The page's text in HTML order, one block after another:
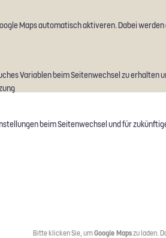
Bitte klicken Sie, umGoogle Mapszu laden.
Maps automatisch aktiveren. Dabei
Variablen beim Seitenwechsel zu
beim Seitenwechsel und für